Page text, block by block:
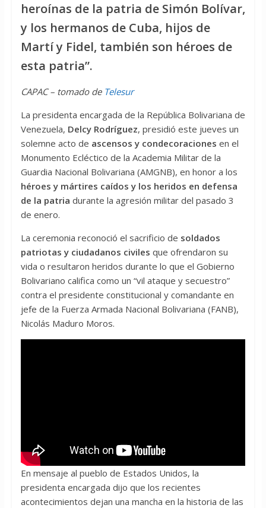
heroínas de la patria de Simón Bolívar,
y los hermanos de Cuba, hijos de
Martí y Fidel, también son héroes de
esta patria”.
CAPAC – tomado de Telesur
La presidenta encargada de la República Bolivariana de
Venezuela, Delcy Rodríguez, presidió este jueves un
solemne acto de ascensos y condecoraciones en el
Monumento Ecléctico de la Academia Militar de la
Guardia Nacional Bolivariana (AMGNB), en honor a los
héroes y mártires caídos y los heridos en defensa
de la patria durante la agresión militar del pasado 3
de enero.
La ceremonia reconoció el sacrificio de soldados
patriotas y ciudadanos civiles que ofrendaron su
vida o resultaron heridos durante lo que el Gobierno
Bolivariano califica como un “vil ataque y secuestro”
contra el presidente constitucional y comandante en
jefe de la Fuerza Armada Nacional Bolivariana (FANB),
Nicolás Maduro Moros.
En mensaje al pueblo de Estados Unidos, la
presidenta encargada dijo que los recientes
acontecimientos dejan una mancha en la historia de las